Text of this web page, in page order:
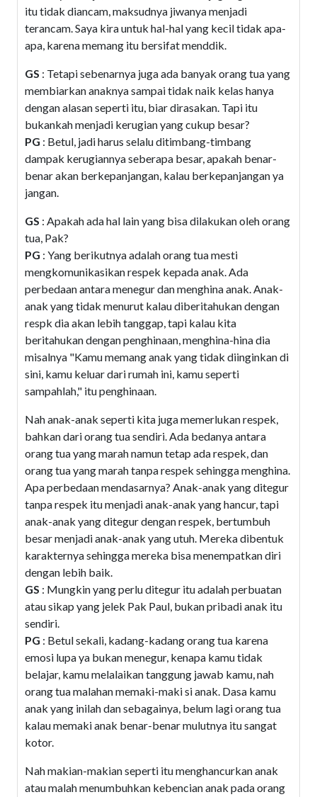
itu tidak diancam, maksudnya jiwanya menjadi
terancam. Saya kira untuk hal-hal yang kecil tidak apa-
apa, karena memang itu bersifat menddik.
GS : Tetapi sebenarnya juga ada banyak orang tua yang
membiarkan anaknya sampai tidak naik kelas hanya
dengan alasan seperti itu, biar dirasakan. Tapi itu
bukankah menjadi kerugian yang cukup besar?
PG : Betul, jadi harus selalu ditimbang-timbang
dampak kerugiannya seberapa besar, apakah benar-
benar akan berkepanjangan, kalau berkepanjangan ya
jangan.
GS : Apakah ada hal lain yang bisa dilakukan oleh orang
tua, Pak?
PG : Yang berikutnya adalah orang tua mesti
mengkomunikasikan respek kepada anak. Ada
perbedaan antara menegur dan menghina anak. Anak-
anak yang tidak menurut kalau diberitahukan dengan
respk dia akan lebih tanggap, tapi kalau kita
beritahukan dengan penghinaan, menghina-hina dia
misalnya "Kamu memang anak yang tidak diinginkan di
sini, kamu keluar dari rumah ini, kamu seperti
sampahlah," itu penghinaan.
Nah anak-anak seperti kita juga memerlukan respek,
bahkan dari orang tua sendiri. Ada bedanya antara
orang tua yang marah namun tetap ada respek, dan
orang tua yang marah tanpa respek sehingga menghina.
Apa perbedaan mendasarnya? Anak-anak yang ditegur
tanpa respek itu menjadi anak-anak yang hancur, tapi
anak-anak yang ditegur dengan respek, bertumbuh
besar menjadi anak-anak yang utuh. Mereka dibentuk
karakternya sehingga mereka bisa menempatkan diri
dengan lebih baik.
GS : Mungkin yang perlu ditegur itu adalah perbuatan
atau sikap yang jelek Pak Paul, bukan pribadi anak itu
sendiri.
PG : Betul sekali, kadang-kadang orang tua karena
emosi lupa ya bukan menegur, kenapa kamu tidak
belajar, kamu melalaikan tanggung jawab kamu, nah
orang tua malahan memaki-maki si anak. Dasa kamu
anak yang inilah dan sebagainya, belum lagi orang tua
kalau memaki anak benar-benar mulutnya itu sangat
kotor.
Nah makian-makian seperti itu menghancurkan anak
atau malah menumbuhkan kebencian anak pada orang